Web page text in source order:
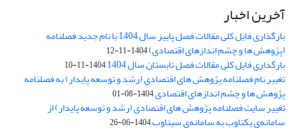
آخرین اخبار
بارگذاری فایل کلی مقالات فصل پاییز سال 1404 با نام جدید فصلنامه
(پژوهش ها و چشم اندازهای اقتصادی)1404-11-12
بارگذاری فایل کلی مقالات فصل تابستان سال 1404 1404-11-10
تغییر نام فصلنامه پژوهش های اقتصادی (رشد و توسعه پایدار) به فصلنامه
پژوهش ها و چشم اندازهای اقتصادی1404-08-01
تغییر سایت فصلنامه پژوهش های اقتصادی (رشد و توسعه پایدار) از
سامانه‌ی یکتاوب به سامانه‌ی سیناوب1404-06-26